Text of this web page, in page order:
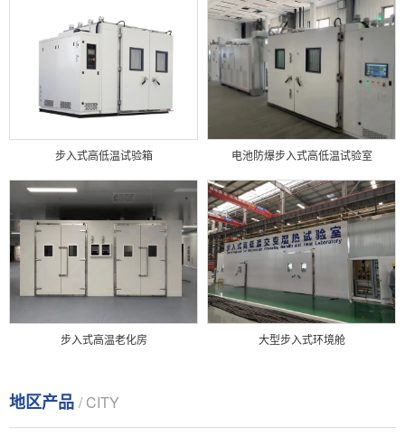
步入式高低温试验箱 电池防爆步入式高低温试验室
步入式高温老化房 大型步入式环境舱
地区产品 / CITY